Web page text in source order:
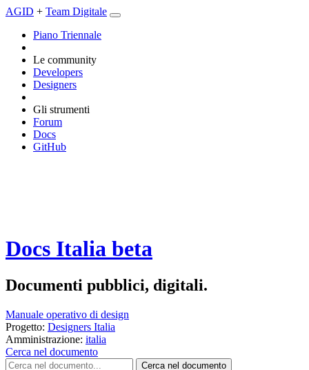
AGID + Team Digitale
Piano Triennale
Le community
Developers
Designers
Gli strumenti
Forum
Docs
GitHub
Docs Italia beta
Documenti pubblici, digitali.
Manuale operativo di design
Progetto: Designers Italia
Amministrazione: italia
Cerca nel documento
Cerca nel documento